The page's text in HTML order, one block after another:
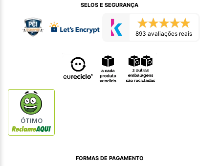
SELOS E SEGURANÇA
893 avaliações reais
ÓTIMO
FORMAS DE PAGAMENTO